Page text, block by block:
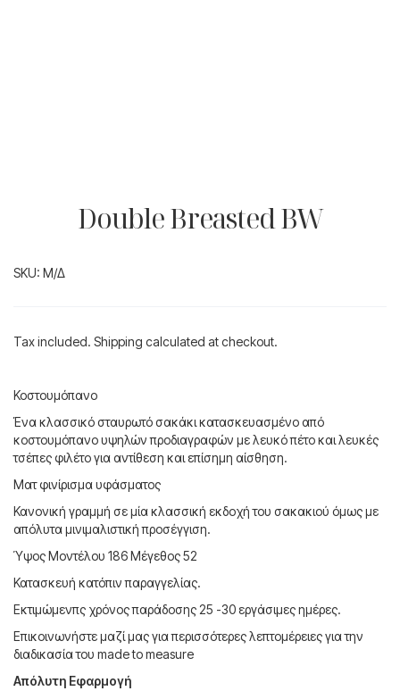
Double Breasted BW
SKU: Μ/Δ
Tax included. Shipping calculated at checkout.
Κοστουμόπανο
Ένα κλασσικό σταυρωτό σακάκι κατασκευασμένο από
κοστουμόπανο υψηλών προδιαγραφών με λευκό πέτο και λευκές
τσέπες φιλέτο για αντίθεση και επίσημη αίσθηση.
Ματ φινίρισμα υφάσματος
Κανονική γραμμή σε μία κλασσική εκδοχή του σακακιού όμως με
απόλυτα μινιμαλιστική προσέγγιση.
Ύψος Μοντέλου 186 Μέγεθος 52
Κατασκευή κατόπιν παραγγελίας.
Εκτιμώμενπς χρόνος παράδοσης 25 -30 εργάσιμες ημέρες.
Επικοινωνήστε μαζί μας για περισσότερες λεπτομέρειες για την
διαδικασία του made to measure
Απόλυτη Εφαρμογή